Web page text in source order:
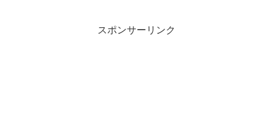
スポンサーリンク